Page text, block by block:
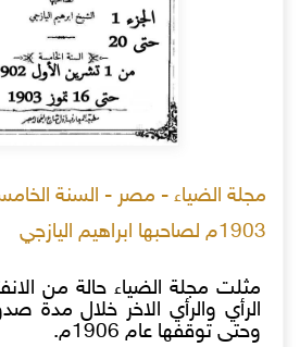
1903م لصاحبها ابراهيم اليازجي
مثلت مجلة الضياء حالة من
وحتى توقفها عام 1906م.